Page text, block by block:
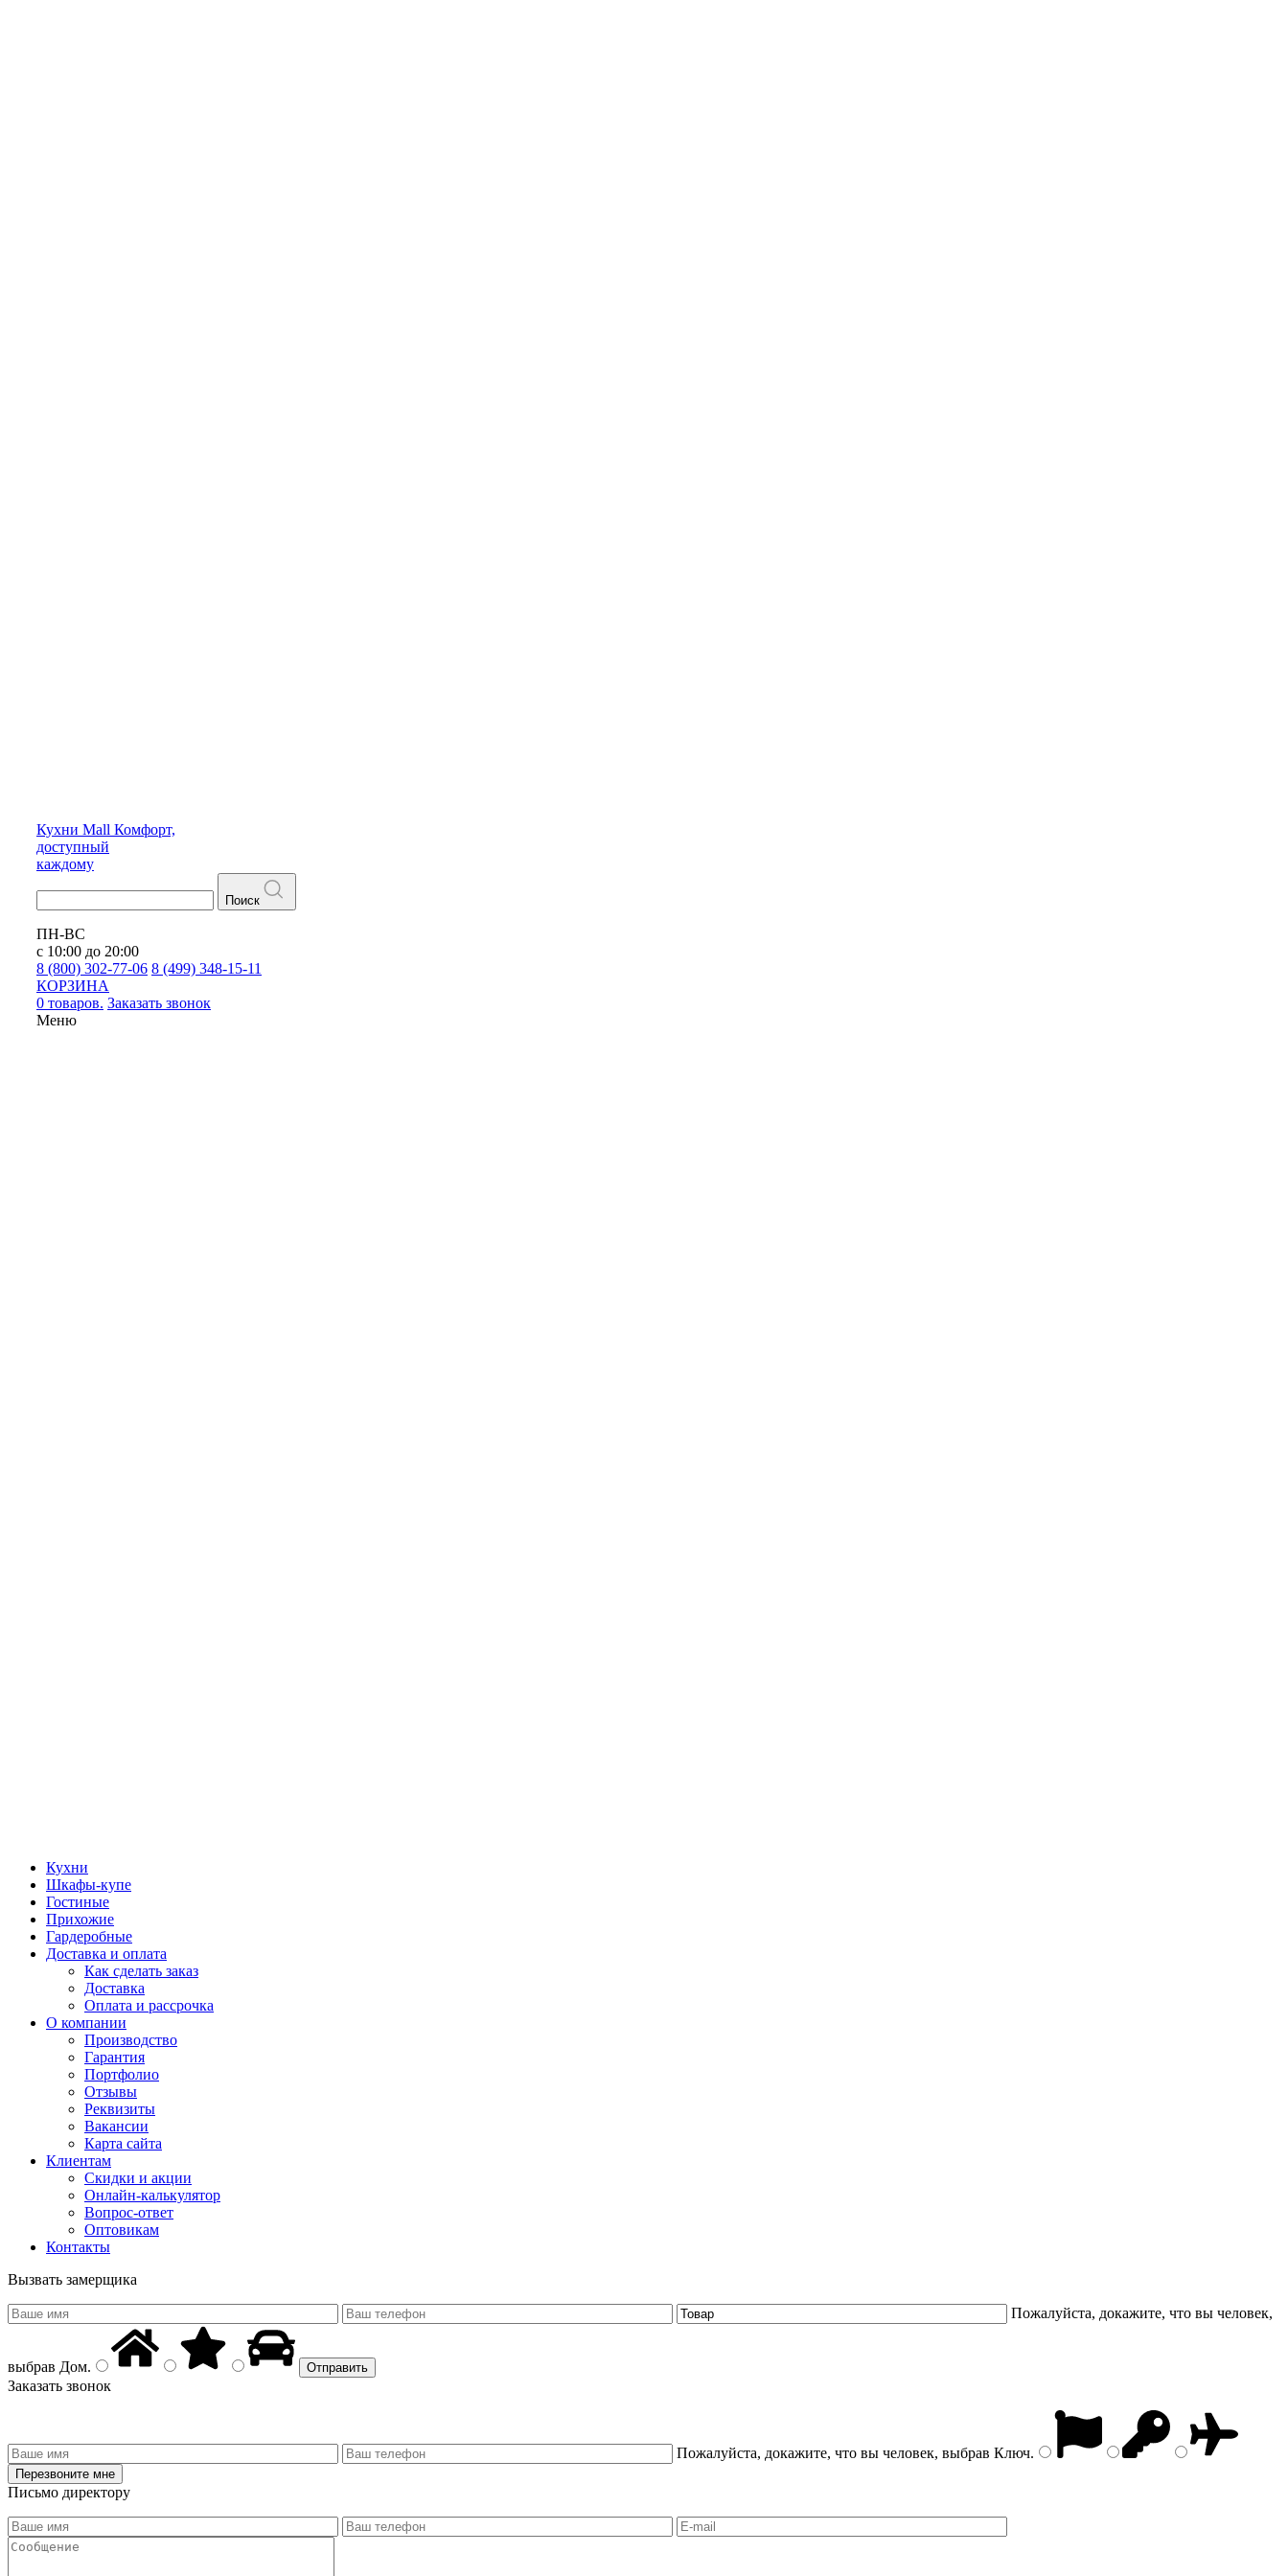
Кухни Mall Комфорт,
доступный
каждому
Поиск
ПН-ВС
с 10:00 до 20:00
8 (800) 302-77-06 8 (499) 348-15-11
КОРЗИНА
0 товаров. Заказать звонок
Меню
Кухни
Шкафы-купе
Гостиные
Прихожие
Гардеробные
Доставка и оплата
Как сделать заказ
Доставка
Оплата и рассрочка
О компании
Производство
Гарантия
Портфолио
Отзывы
Реквизиты
Вакансии
Карта сайта
Клиентам
Скидки и акции
Онлайн-калькулятор
Вопрос-ответ
Оптовикам
Контакты
Вызвать замерщика
Пожалуйста, докажите, что вы человек,
выбрав Дом.
Заказать звонок
Пожалуйста, докажите, что вы человек, выбрав Ключ.
Письмо директору